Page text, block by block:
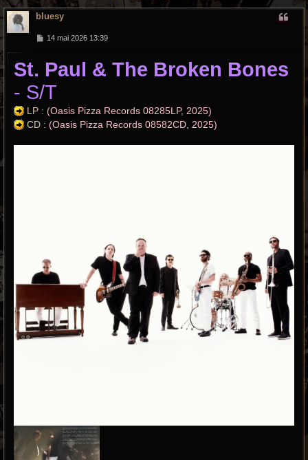
c
bluesy
M
s
e
14 mai 2026 13:39
St. Paul & The Broken Bones
- S/T
LP : (Oasis Pizza Records 08285LP, 2025)
CD : (Oasis Pizza Records 08582CD, 2025)